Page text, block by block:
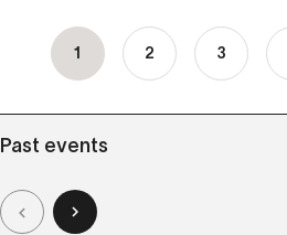
Pagination
Current
1 Page
2 Page
3
Past events